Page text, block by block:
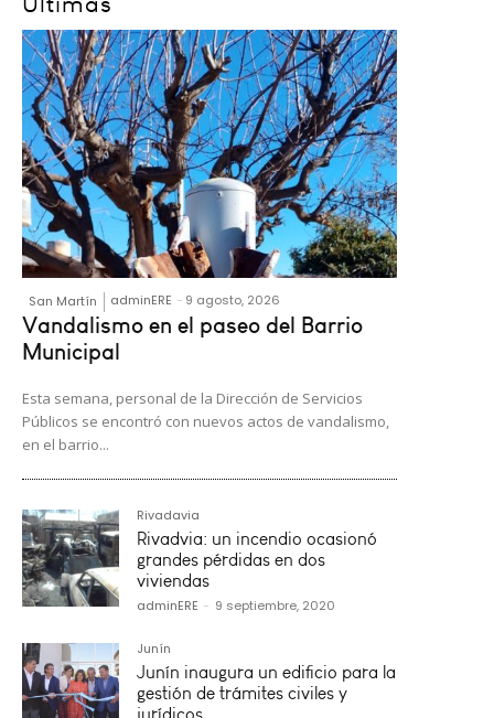
San Martín adminERE - 9 agosto, 2026
Vandalismo en el paseo del Barrio
Municipal
Esta semana, personal de la Dirección de Servicios
Públicos se encontró con nuevos actos de vandalismo,
en el barrio...
Rivadavia
Rivadvia: un incendio ocasionó
grandes pérdidas en dos
viviendas
adminERE - 9 septiembre, 2020
Junín
Junín inaugura un edificio para la
gestión de trámites civiles y
jurídicos.